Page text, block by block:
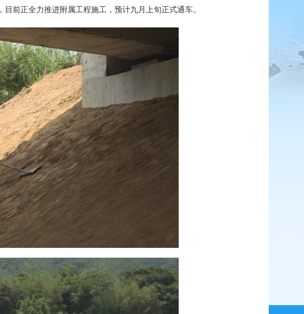
前正全力推进附属工程施工，预计九月上旬正式通车。